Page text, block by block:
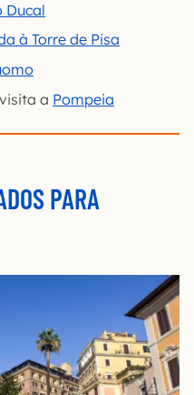
Ducal
à Torre de Pisa
a Pompeia
PARA